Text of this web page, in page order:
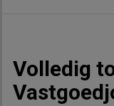
Volledig